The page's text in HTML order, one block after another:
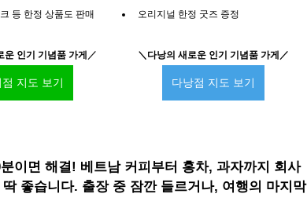
등 한정 상품도 판매
운 인기 기념품 가게 ／
지도 보기
오리지널 한정 굿즈 증정
＼다낭의 새로운 인기 기념품 가게／
다낭점 지도 보기
이면 해결! 베트남 커피부터 홍차, 과자까지 회사
좋습니다. 출장 중 잠깐 들르거나, 여행의 마지막